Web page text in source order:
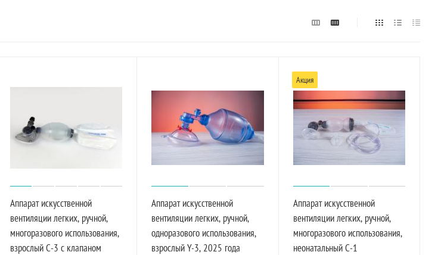
Аппарат искусственной
вентиляции легких, ручной,
многоразового использования,
взрослый С-3 с клапаном
Аппарат искусственной
вентиляции легких, ручной,
одноразового использования,
взрослый Y-3, 2025 года
Акция
Аппарат искусственной
вентиляции легких, ручной,
многоразового использования,
неонатальный С-1